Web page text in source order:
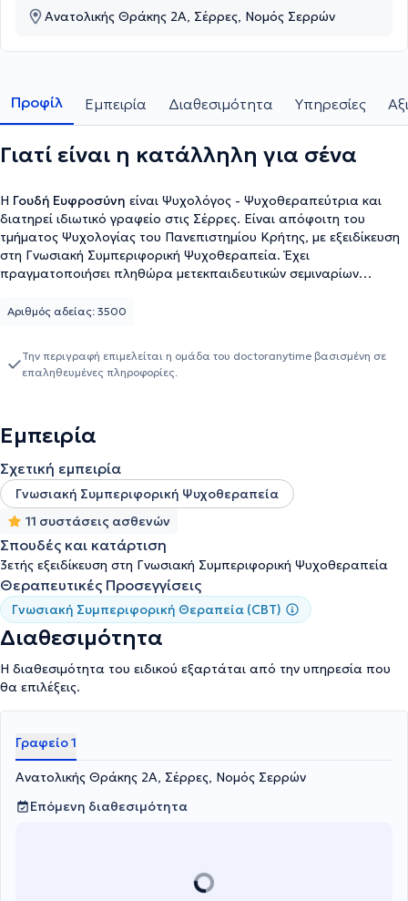
Ανατολικής Θράκης 2Α, Σέρρες, Νομός Σερρών
Προφίλ Εμπειρία Διαθεσιμότητα Υπηρεσίες
Γιατί είναι η κατάλληλη για σένα
Η Γουδή Ευφροσύνη είναι Ψυχολόγος - Ψυχοθεραπεύτρια και
διατηρεί ιδιωτικό γραφείο στις Σέρρες. Είναι απόφοιτη του
τμήματος Ψυχολογίας του Πανεπιστημίου Κρήτης, με εξειδίκευση
στη Γνωσιακή Συμπεριφορική Ψυχοθεραπεία. Έχει
πραγματοποιήσει πληθώρα μετεκπαιδευτικών σεμιναρίων
και τη σεξουαλική αγωγή, ενώ το παρόν διάστημα,
και την Υγεία στο Πανεπιστήμιο Βόλου. Τέλος, έχει εργαστεί ως
Ψυχολόγος σε αρκετούς φορείς έχοντας αποκτήσει αξιόλογη
Αριθμός αδείας: 3500
Την περιγραφή επιμελείται η ομάδα του doctoranytime βασισμένη σε
επαληθευμένες πληροφορίες.
Εμπειρία
Σχετική εμπειρία
Γνωσιακή Συμπεριφορική Ψυχοθεραπεία
11 συστάσεις ασθενών
Σπουδές και κατάρτιση
3ετής εξειδίκευση στη Γνωσιακή Συμπεριφορική Ψυχοθεραπεία
Θεραπευτικές Προσεγγίσεις
Γνωσιακή Συμπεριφορική Θεραπεία (CBT)
Διαθεσιμότητα
Η διαθεσιμότητα του ειδικού εξαρτάται από την υπηρεσία που
θα επιλέξεις.
Γραφείο 1
Ανατολικής Θράκης 2Α, Σέρρες, Νομός Σερρών
Επόμενη διαθεσιμότητα